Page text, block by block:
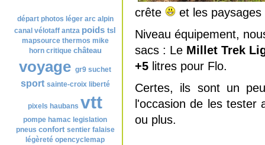
départ photos léger arc alpin
canal vélotaff antza poids tsl
mapsource thermos mike
horn critique château
voyage gr9 suchet
sport sainte-croix liberté
pixels haubans vtt
pompe hamac legislation
pneus confort sentier falaise
légèreté opencyclemap
crête
et les
Niveau équipement,
sacs : Le Millet Trek
+5 litres pour Flo.
Certes, ils sont un
l'occasion de les tester
ou plus.